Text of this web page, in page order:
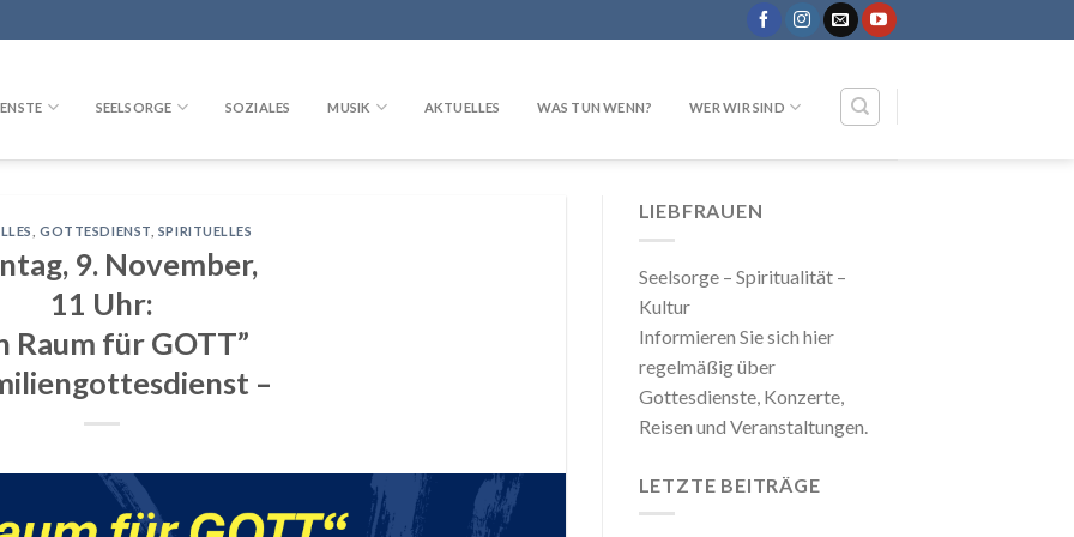
SEELSORGE SOZIALES MUSIK AKTUELLES WAS TUN WENN? WER WIR SIND
,GOTTESDIENST SPIRITUELLES
9. November,
11 Uhr:
Raum für GOTT”
–
LIEBFRAUEN
Seelsorge – Spiritualität –
Kultur
Informieren Sie sich hier
regelmäßig über
Gottesdienste, Konzerte,
Reisen und Veranstaltungen.
LETZTE BEITRÄGE